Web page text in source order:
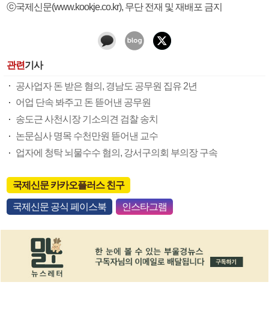
ⓒ국제신문(www.kookje.co.kr), 무단 전재 및 재배포 금지
관련기사
공사업자 돈 받은 혐의, 경남도 공무원 집유 2년
어업 단속 봐주고 돈 뜯어낸 공무원
송도근 사천시장 기소의견 검찰 송치
논문심사 명목 수천만원 뜯어낸 교수
업자에 청탁 뇌물수수 혐의, 강서구의회 부의장 구속
국제신문 카카오플러스 친구
국제신문 공식 페이스북 인스타그램